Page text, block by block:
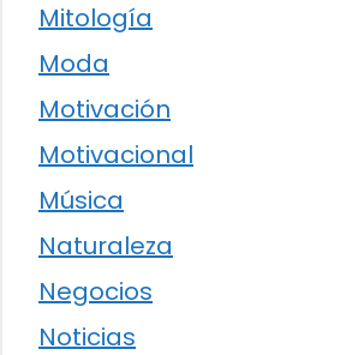
Mitología
Moda
Motivación
Motivacional
Música
Naturaleza
Negocios
Noticias